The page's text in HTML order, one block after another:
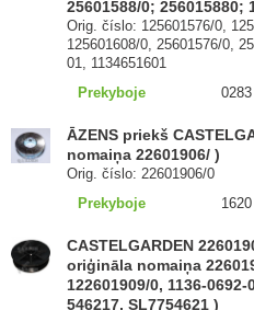
25601588/0; 256015880;
Orig. číslo: 125601576/0,
125601608/0, 25601576/0,
01, 1134651601
Prekyboje
0283
ĀZENS priekš
nomaiņa 22601906/ )
Orig. číslo: 22601906/0
Prekyboje
1620
CASTELGARDEN
oriģināla nomaiņa
122601909/0, 1136-0692-
546217, SL7754621 )